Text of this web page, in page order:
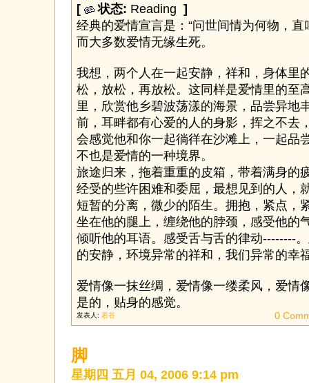
[
状态: Reading ]
经典的爱情宣言是：“问世间情为何物，直
而大多数爱情无缘生死。
我想，两个人在一起安静，祥和，身体里
松，放松，再放松。这同样是爱情里的至
里，欣赏他乡碧波荡漾的海景，品尝异地
前，耳畔都有心爱的人的身影，挥之不去
会感觉他和你一起徜徉在沙滩上，一起品
不也是爱情的一种境界。
旅途归来，拖着重重的皮箱，带着满身的
经受的些许困难和委屈，最想见到的人，
短暂的分离，微少的陌生。拥抱，紧点，
坐在他的腿上，缠绕他的脖颈，感受他的
倾听他的耳语。感受舌与舌的律动--------
的安静，环境异常的祥和，我们异常的幸
爱情像一抹丝绸，爱情像一缕柔风，爱情
是的，贴身的感觉。
发表人: 若谷 0
脚
星期四 五月 04, 2006 9:14 pm